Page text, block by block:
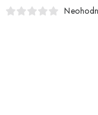
INTERIÉR
DÁRKOVÉ SADY A